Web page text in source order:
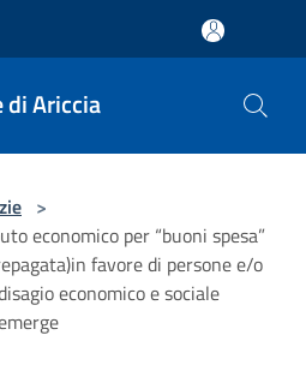
di Ariccia
>
economico per “buoni spesa”
favore di persone e/o
economico e sociale